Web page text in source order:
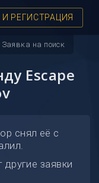
И РЕГИСТРАЦИЯ
Заявка на поиск
Escape
снял её с
заявки